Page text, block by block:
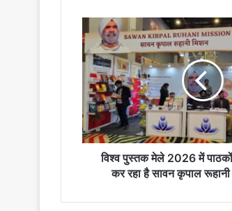
पुस्तक
मेले
2026
पाठकों
का
ध्यान
आकर्षित
सावन
विश्व पुस्तक मेले 2026 में पाठकों
कर रहा है सावन कृपाल